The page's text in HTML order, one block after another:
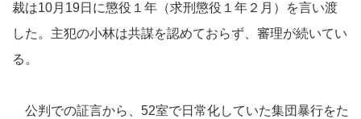
裁は10月19日に懲役１年（求刑懲役１年２月）を言い渡
した。主犯の小林は共謀を認めておらず、審理が続いてい
る。
公判での証言から、52室で日常化していた集団暴行をた